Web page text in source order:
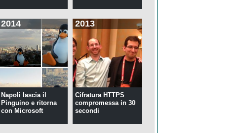
2014
Napoli lascia il
Pinguino e ritorna
con Microsoft
2013
Cifratura HTTPS
compromessa in 30
secondi